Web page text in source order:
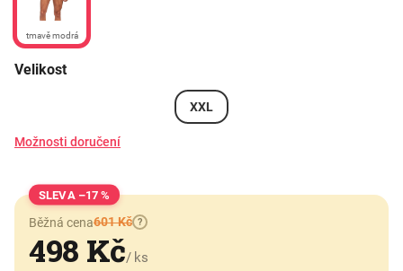
tmavě modrá
Velikost
XXL
Možnosti doručení
–17 %
Běžná cena601 Kč ?
498 Kč/ ks